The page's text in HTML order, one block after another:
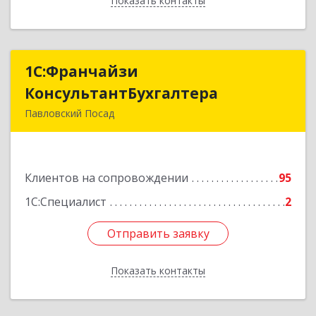
1С:Франчайзи
КонсультантБухгалтера
Павловский Посад
Клиентов на сопровождении
95
1С:Специалист
2
Отправить заявку
Показать контакты
КонсультантБухгалтера
Подробнее
Отправить заявку
Назад